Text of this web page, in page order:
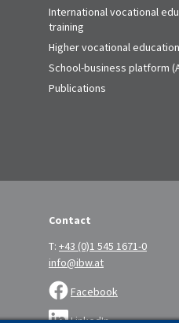
International vocational
training
Higher vocational
School-business platform
Publications
Contact
T: +43 (0)1 545 1671-0
info@ibw.at
Facebook